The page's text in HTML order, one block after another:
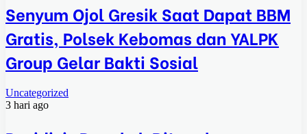
Senyum Ojol Gresik Saat Dapat BBM
Gratis, Polsek Kebomas dan YALPK
Group Gelar Bakti Sosial
Uncategorized
3 hari ago